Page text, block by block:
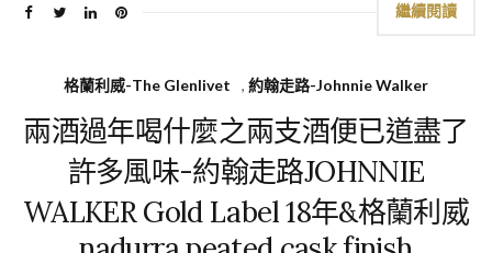
繼續閱讀
格蘭利威-The Glenlivet , 約翰走路-Johnnie Walker
兩酒過年喝什麼之兩支酒便已道盡了
許多風味-約翰走路JOHNNIE
WALKER Gold Label 18年&格蘭利威